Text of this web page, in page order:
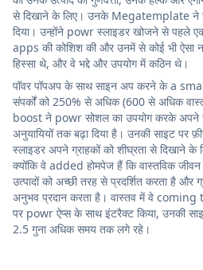
से दिखाने के लिए। उनके Megatemplate ने
दिया। उन्होंने powr स्लाइडर खोजने से
apps की कोशिश की और उनमें से कोई भी ऐसा
हिस्सा थे, और वे भद्दे और उपयोग में कठिन थे।
पॉवर पॉपअप के साथ साइन अप करने के a
संपर्कों को 250% से अधिक (600 से अधिक
boost ने powr सोशल का उपयोग करके अपने
अनुयायियों तक बढ़ा दिया है। उनकी साइट
स्लाइडर अपने ग्राहकों को शीघ्रता से दिखाने
क्योंकि वे added होमपेज हैं कि वास्तविक
उत्पादों को अच्छी तरह से प्रदर्शित करता है और
अनुभव प्रदान करता है। वास्तव में वे coming
पर powr ऐप्स के साथ इंटरैक्ट किया, उनकी
2.5 गुना अधिक समय तक लगे रहे।